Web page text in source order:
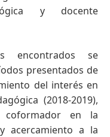
y docente
encontrados se
presentados de
del interés en
(2018-2019),
coformador en la
acercamiento a la